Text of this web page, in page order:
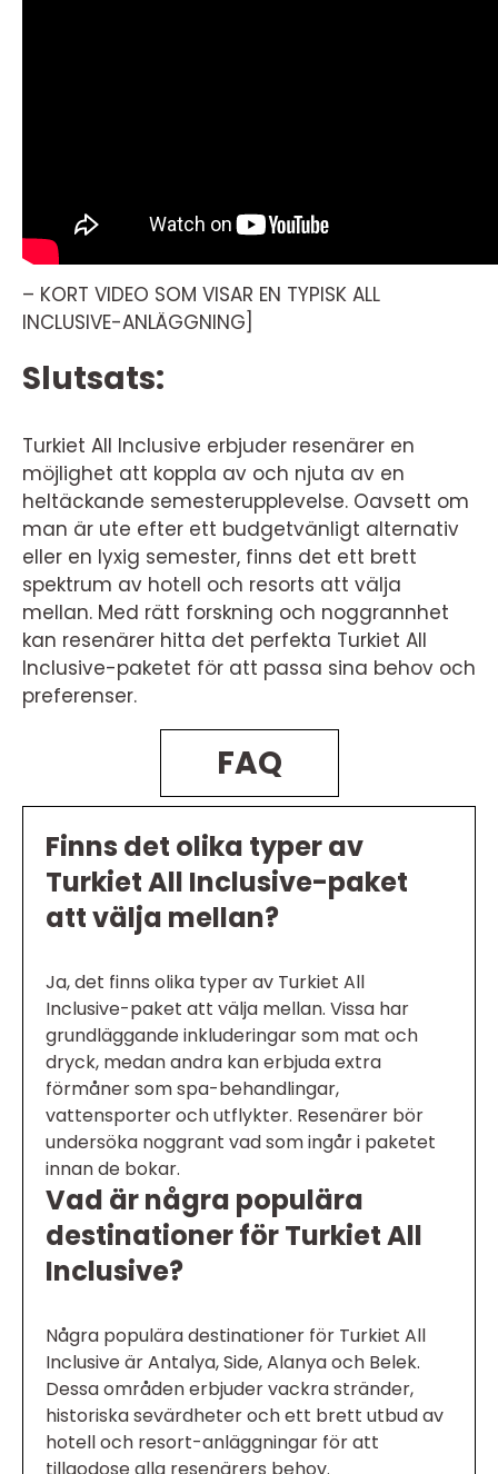
– KORT VIDEO SOM VISAR EN TYPISK ALL
INCLUSIVE-ANLÄGGNING]
Slutsats:
Turkiet All Inclusive erbjuder resenärer en
möjlighet att koppla av och njuta av en
heltäckande semesterupplevelse. Oavsett om
man är ute efter ett budgetvänligt alternativ
eller en lyxig semester, finns det ett brett
spektrum av hotell och resorts att välja
mellan. Med rätt forskning och noggrannhet
kan resenärer hitta det perfekta Turkiet All
Inclusive-paketet för att passa sina behov och
preferenser.
FAQ
Finns det olika typer av
Turkiet All Inclusive-paket
att välja mellan?
Ja, det finns olika typer av Turkiet All
Inclusive-paket att välja mellan. Vissa har
grundläggande inkluderingar som mat och
dryck, medan andra kan erbjuda extra
förmåner som spa-behandlingar,
vattensporter och utflykter. Resenärer bör
undersöka noggrant vad som ingår i paketet
innan de bokar.
Vad är några populära
destinationer för Turkiet All
Inclusive?
Några populära destinationer för Turkiet All
Inclusive är Antalya, Side, Alanya och Belek.
Dessa områden erbjuder vackra stränder,
historiska sevärdheter och ett brett utbud av
hotell och resort-anläggningar för att